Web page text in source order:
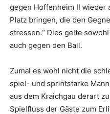
gegen Hoffenheim II wieder
Platz bringen, die den
stressen.“ Dies gelte
auch gegen den Ball.
Zumal es wohl nicht die
spiel- und sprintstarke
aus dem Kraichgau derart
Spielfluss der Gäste zum